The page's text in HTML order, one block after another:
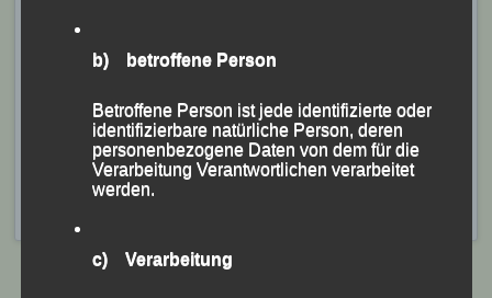
Die detaillierten Ergebnisse der
Bezirksmeisterschaften und der Cross-Titelkämpfe des
https://spoferan.com/events/internationaler-
djkcrosslauf-in-passau/resultsabrufbar!
VeröffentlichtinAktuelles
b) betroffene Person
Betroffene Person ist jede identifizierte oder
identifizierbare natürliche Person, deren
personenbezogene Daten von dem für die
Verarbeitung Verantwortlichen verarbeitet
werden.
c) Verarbeitung